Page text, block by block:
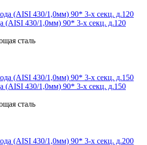
(AISI 430/1,0мм) 90* 3-х секц. д.120
сталь
(AISI 430/1,0мм) 90* 3-х секц. д.150
сталь